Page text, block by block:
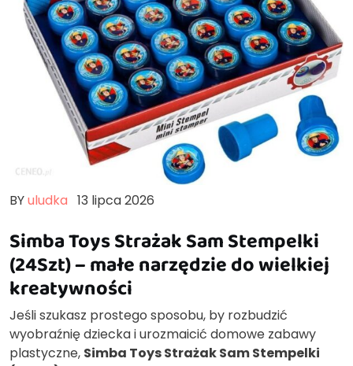
BYuludka 13 lipca 2026
Simba Toys Strażak Sam Stempelki
(24Szt) – małe narzędzie do wielkiej
kreatywności
Jeśli szukasz prostego sposobu, by rozbudzić
wyobraźnię dziecka i urozmaicić domowe zabawy
plastyczne, Simba Toys Strażak Sam Stempelki